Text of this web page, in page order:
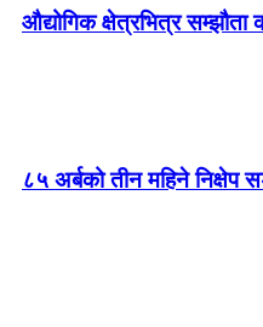
औद्योगिक क्षेत्रभित्र सम्झौता
८५ अर्बको तीन महिने